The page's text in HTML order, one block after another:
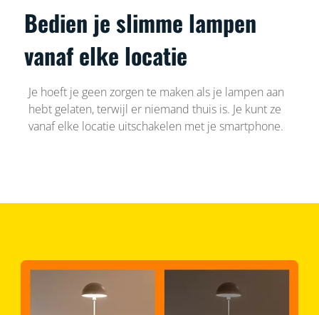
Bedien je slimme lampen
vanaf elke locatie
Je hoeft je geen zorgen te maken als je lampen aan
hebt gelaten, terwijl er niemand thuis is. Je kunt ze
vanaf elke locatie uitschakelen met je smartphone.